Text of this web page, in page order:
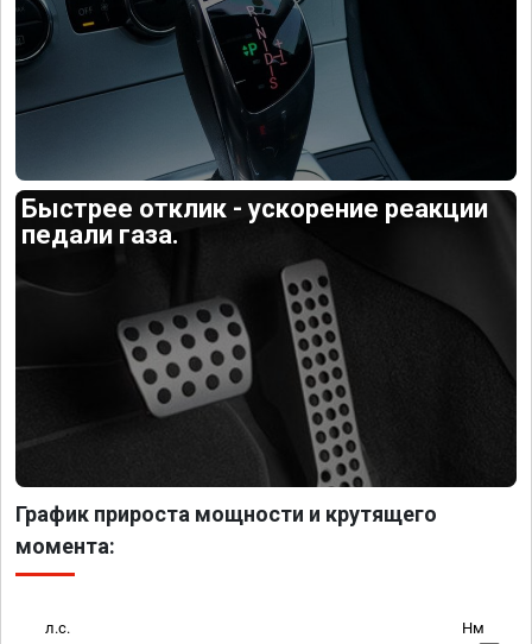
Быстрее отклик - ускорение реакции
педали газа.
График прироста мощности и крутящего
момента:
л.с. Нм